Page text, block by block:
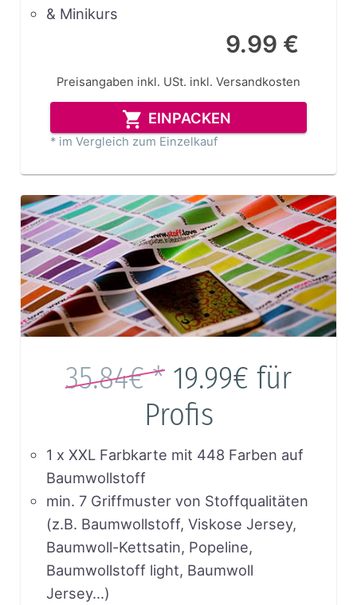
& Minikurs
9.99 €
Preisangaben inkl. USt. inkl. Versandkosten
EINPACKEN
* im Vergleich zum Einzelkauf
35.84€ * 19.99€ für
Profis
1 x XXL Farbkarte mit 448 Farben auf
Baumwollstoff
min. 7 Griffmuster von Stoffqualitäten
(z.B. Baumwollstoff, Viskose Jersey,
Baumwoll-Kettsatin, Popeline,
Baumwollstoff light, Baumwoll
Jersey…)